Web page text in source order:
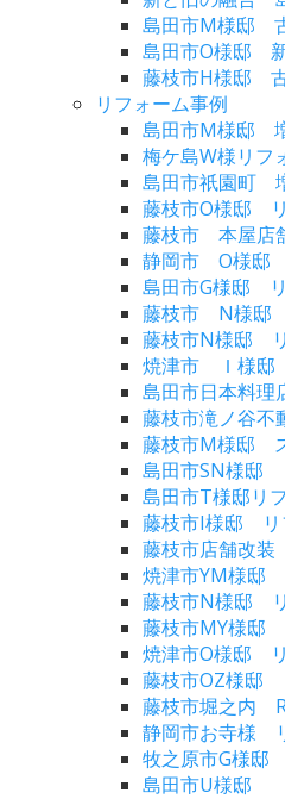
島田市M様邸
島田市O様邸
藤枝市H様邸
リフォーム事例
島田市M様邸
梅ケ島W様リフ
島田市祇園町
藤枝市O様邸
藤枝市 本屋店
静岡市 O様邸
島田市G様邸
藤枝市 N様邸
藤枝市N様邸
焼津市 Ｉ様
島田市日本料理
藤枝市滝ノ谷不
藤枝市M様邸
島田市SN様邸
島田市T様邸リ
藤枝市I様邸 リ
藤枝市店舗改装
焼津市YM様邸
藤枝市N様邸
藤枝市MY様邸
焼津市O様邸
藤枝市OZ様邸
藤枝市堀之内
静岡市お寺様
牧之原市G様邸
島田市U様邸